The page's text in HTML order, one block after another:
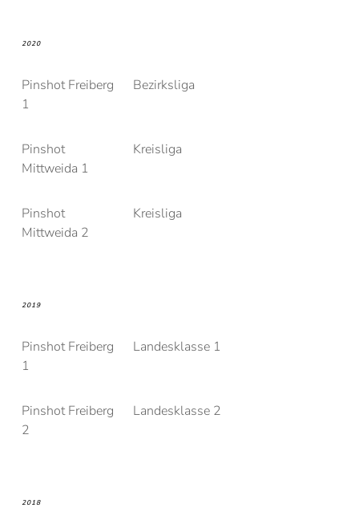
2020
Pinshot Freiberg
1
Bezirksliga
Pinshot
Mittweida 1
Kreisliga
Pinshot
Mittweida 2
Kreisliga
2019
Pinshot Freiberg
1
Landesklasse 1
Pinshot Freiberg
2
Landesklasse 2
2018